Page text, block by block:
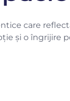
care
și o îngrijire